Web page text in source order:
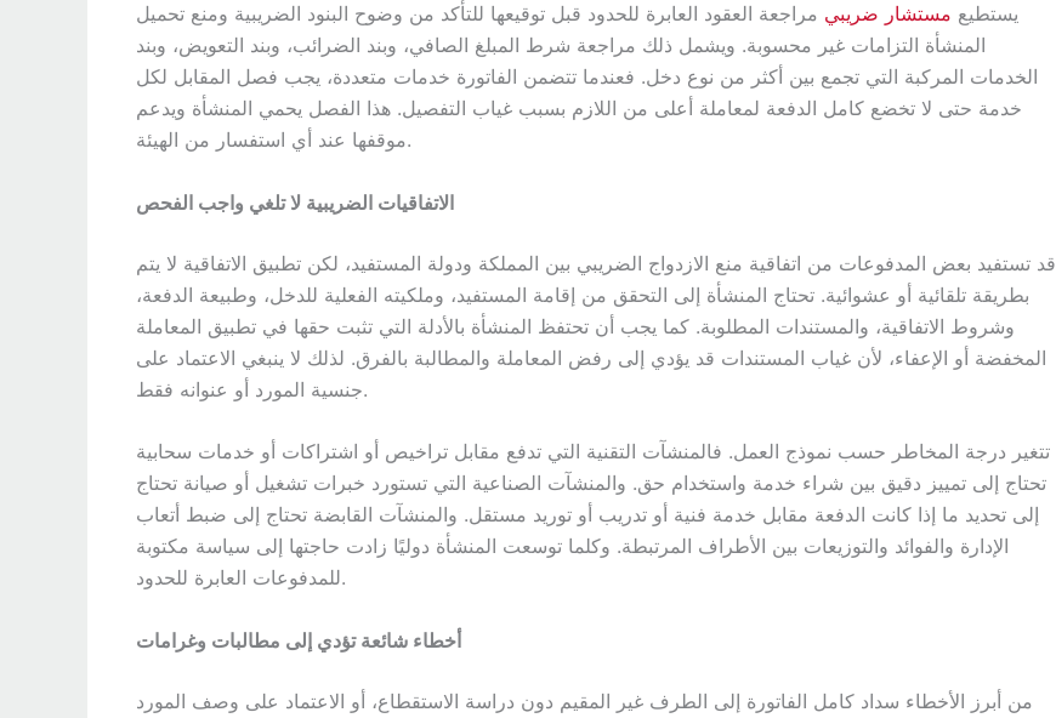
يستطيع مستشار ضريبي مراجعة العقود العابرة للحدود قبل توقيعها للتأكد من وضوح البنود الضريبية ومنع تحميل
المنشأة التزامات غير محسوبة. ويشمل ذلك مراجعة شرط المبلغ الصافي، وبند الضرائب، وبند التعويض، وبند
الخدمات المركبة التي تجمع بين أكثر من نوع دخل. فعندما تتضمن الفاتورة خدمات متعددة، يجب فصل المقابل لكل
خدمة حتى لا تخضع كامل الدفعة لمعاملة أعلى من اللازم بسبب غياب التفصيل. هذا الفصل يحمي المنشأة ويدعم
موقفها عند أي استفسار من الهيئة.
الاتفاقيات الضريبية لا تلغي واجب الفحص
قد تستفيد بعض المدفوعات من اتفاقية منع الازدواج الضريبي بين المملكة ودولة المستفيد، لكن تطبيق الاتفاقية لا يتم
بطريقة تلقائية أو عشوائية. تحتاج المنشأة إلى التحقق من إقامة المستفيد، وملكيته الفعلية للدخل، وطبيعة الدفعة،
وشروط الاتفاقية، والمستندات المطلوبة. كما يجب أن تحتفظ المنشأة بالأدلة التي تثبت حقها في تطبيق المعاملة
المخفضة أو الإعفاء، لأن غياب المستندات قد يؤدي إلى رفض المعاملة والمطالبة بالفرق. لذلك لا ينبغي الاعتماد على
جنسية المورد أو عنوانه فقط.
تتغير درجة المخاطر حسب نموذج العمل. فالمنشآت التقنية التي تدفع مقابل تراخيص أو اشتراكات أو خدمات سحابية
تحتاج إلى تمييز دقيق بين شراء خدمة واستخدام حق. والمنشآت الصناعية التي تستورد خبرات تشغيل أو صيانة تحتاج
إلى تحديد ما إذا كانت الدفعة مقابل خدمة فنية أو تدريب أو توريد مستقل. والمنشآت القابضة تحتاج إلى ضبط أتعاب
الإدارة والفوائد والتوزيعات بين الأطراف المرتبطة. وكلما توسعت المنشأة دوليًا زادت حاجتها إلى سياسة مكتوبة
للمدفوعات العابرة للحدود.
أخطاء شائعة تؤدي إلى مطالبات وغرامات
من أبرز الأخطاء سداد كامل الفاتورة إلى الطرف غير المقيم دون دراسة الاستقطاع، أو الاعتماد على وصف المورد